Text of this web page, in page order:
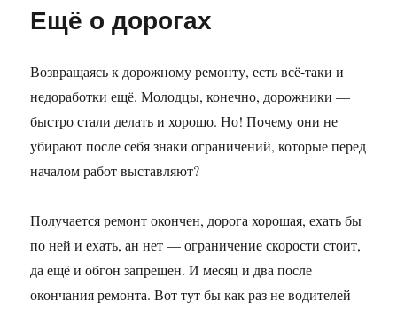
только
машины…
Ещё о дорогах
Возвращаясь к дорожному ремонту, есть всё-таки и
недоработки ещё. Молодцы, конечно, дорожники —
быстро стали делать и хорошо. Но! Почему они не
убирают после себя знаки ограничений, которые перед
началом работ выставляют?
Получается ремонт окончен, дорога хорошая, ехать бы
по ней и ехать, ан нет — ограничение скорости стоит,
да ещё и обгон запрещен. И месяц и два после
окончания ремонта. Вот тут бы как раз не водителей